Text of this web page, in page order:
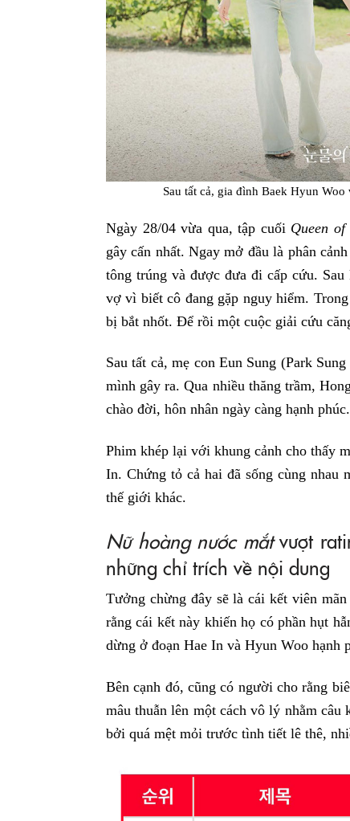
Sau tất cả, gia đình Baek Hyun
Ngày 28/04 vừa qua, tập cuối Queen of
gây cấn nhất. Ngay mở đầu là phân
tông trúng và được đưa đi cấp cứu.
vợ vì biết cô đang gặp nguy hiểm.
bị bắt nhốt. Để rồi một cuộc giải cứu
Sau tất cả, mẹ con Eun Sung (Park
mình gây ra. Qua nhiều thăng trầm,
chào đời, hôn nhân ngày càng hạnh phúc.
Phim khép lại với khung cảnh cho thấy
In. Chứng tỏ cả hai đã sống cùng
thế giới khác.
Nữ hoàng nước mắtvượt
những chỉ trích về nội dung
Tưởng chừng đây sẽ là cái kết viên
rằng cái kết này khiến họ có phần hụt
dừng ở đoạn Hae In và Hyun Woo hạnh
Bên cạnh đó, cũng có người cho rằng
mâu thuẫn lên một cách vô lý nhằm
bởi quá mệt mỏi trước tình tiết lê thê,